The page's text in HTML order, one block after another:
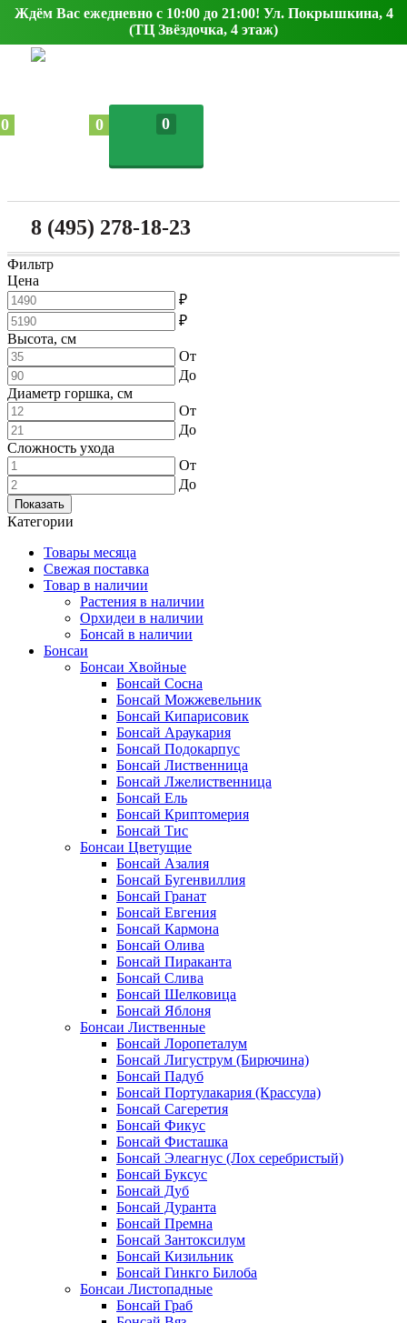
Ждём Вас ежедневно с 10:00 до 21:00! Ул. Покрышкина, 4
(ТЦ Звёздочка, 4 этаж)
0
0 0
8 (495) 278-18-23
Фильтр
Цена
₽
₽
Высота, см
От
До
Диаметр горшка, см
От
До
Сложность ухода
От
До
Показать
Категории
Товары месяца
Свежая поставка
Товар в наличии
Растения в наличии
Орхидеи в наличии
Бонсай в наличии
Бонсаи
Бонсаи Хвойные
Бонсай Сосна
Бонсай Можжевельник
Бонсай Кипарисовик
Бонсай Араукария
Бонсай Подокарпус
Бонсай Лиственница
Бонсай Лжелиственница
Бонсай Ель
Бонсай Криптомерия
Бонсай Тис
Бонсаи Цветущие
Бонсай Азалия
Бонсай Бугенвиллия
Бонсай Гранат
Бонсай Евгения
Бонсай Кармона
Бонсай Олива
Бонсай Пираканта
Бонсай Слива
Бонсай Шелковица
Бонсай Яблоня
Бонсаи Лиственные
Бонсай Лоропеталум
Бонсай Лигуструм (Бирючина)
Бонсай Падуб
Бонсай Портулакария (Крассула)
Бонсай Сагеретия
Бонсай Фикус
Бонсай Фисташка
Бонсай Элеагнус (Лох серебристый)
Бонсай Буксус
Бонсай Дуб
Бонсай Дуранта
Бонсай Премна
Бонсай Зантоксилум
Бонсай Кизильник
Бонсай Гинкго Билоба
Бонсаи Листопадные
Бонсай Граб